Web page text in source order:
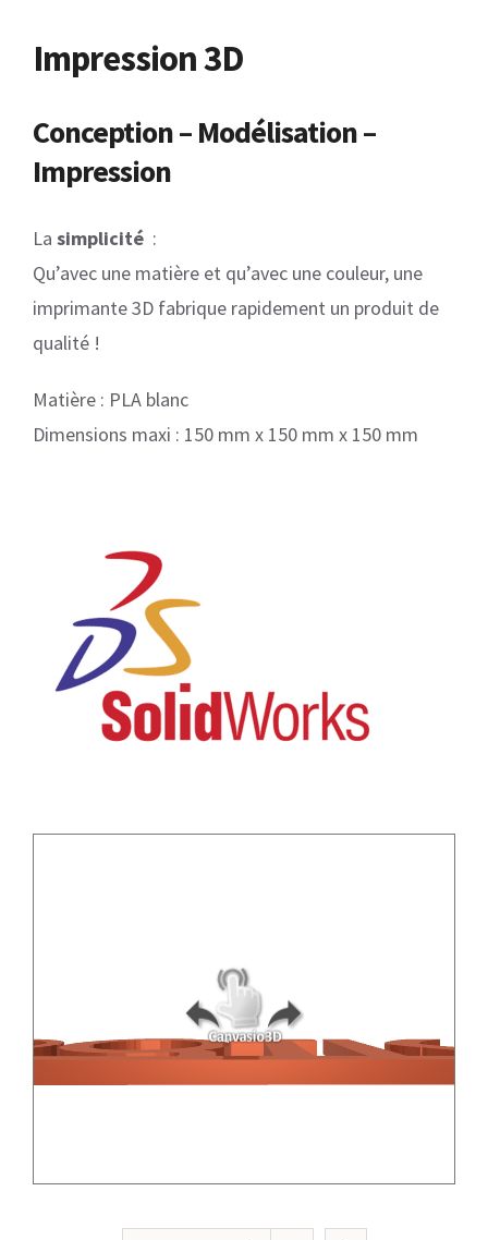
Impression 3D
Conception – Modélisation –
Impression
La simplicité :
Qu’avec une matière et qu’avec une couleur, une
imprimante 3D fabrique rapidement un produit de
qualité !
Matière : PLA blanc
Dimensions maxi : 150 mm x 150 mm x 150 mm